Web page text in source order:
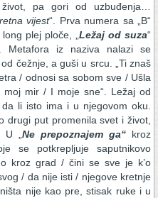
pa gori od uzbuđenja…
vijest“. Prva numera sa „B“
plej ploče, „ Ležaj od suza“
Metafora iz naziva nalazi se
čežnje, a guši u srcu. „Ti znaš
/ odnosi sa sobom sve / Ušla
mir / I moje sne“. Ležaj od
li isto ima i u njegovom oku.
drugi put promenila svet i život,
„ Ne prepoznajem ga“ kroz
se potkrepljuje saputnikovo
kroz grad / čini se sve je k’o
/ da nije isti / njegove kretnje
nije kao pre, stisak ruke i u